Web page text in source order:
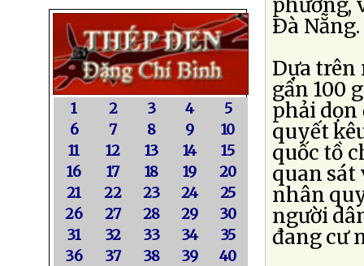
1 2 3 4
5
6
7 8 9
10
11
12 13 14
15
16
17 18 19
20
21
22 23 24
25
26
27 28 29
30
31
32 33 34
35
36
37 38 39
40
phương,
Ðà Nẵng.
Dựa trên
gần 100
phải dọn
quyết
quốc tồ
quan sát
nhân
người
đang cư